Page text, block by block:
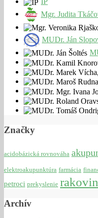
Mgr. Judita
MUDr. Ján
Značky
acidobázická rovnováha
elektroakupunktúra farmácia
petroci prekyslenie
Archív